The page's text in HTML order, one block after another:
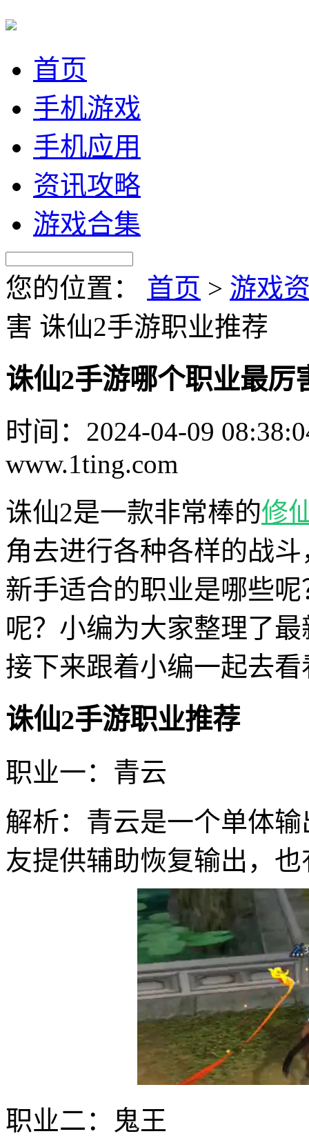
首页
手机游戏
手机应用
资讯攻略
游戏合集
您的位置： 首页 > 游戏
害 诛仙2手游职业推荐
诛仙2手游哪个职业最厉
时间：2024-04-09
www.1ting.com
诛仙2是一款非常棒的修
角去进行各种各样的战
新手适合的职业是哪些
呢？小编为大家整理了
接下来跟着小编一起去看
诛仙2手游职业推荐
职业一：青云
解析：青云是一个单体
友提供辅助恢复输出，
职业二：鬼王